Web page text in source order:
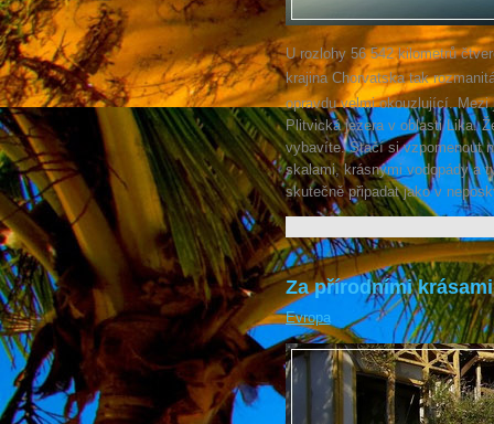
U rozlohy 56 542 kilometrů
krajina Chorvatska tak
opravdu velmi okouzlující. Mezi
Plitvická jezera v oblasti Lika.
vybavíte. Stačí si vzpomenout
skalami, krásnými vodopády a
skutečně připadat jako v
Za přírodními
Evropa